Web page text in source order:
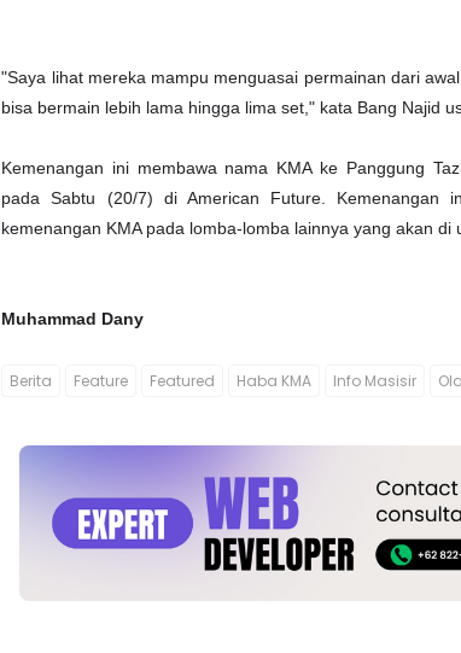
"Saya lihat mereka mampu menguasai permainan dari
bisa bermain lebih lama hingga lima set," kata Bang Najid
Kemenangan ini membawa nama KMA ke Panggung
pada Sabtu (20/7) di American Future. Kemenangan
kemenangan KMA pada lomba-lomba lainnya yang akan di
Muhammad Dany
Berita Feature Featured Haba KMA Info Masisir